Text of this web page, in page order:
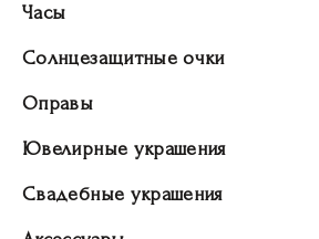
Часы
Солнцезащитные очки
Оправы
Ювелирные украшения
Свадебные украшения